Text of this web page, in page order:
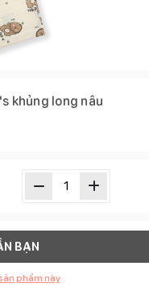
khủng long nâu
BẠN
phẩm này